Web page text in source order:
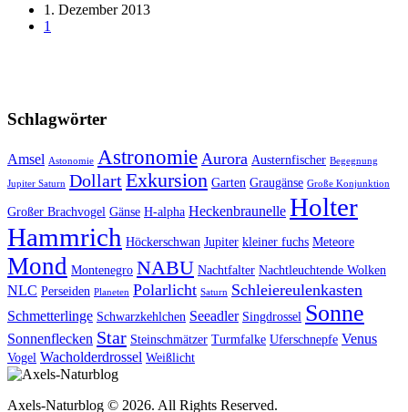
1. Dezember 2013
1
Schlagwörter
Amsel Astonomie Astronomie Aurora Austernfischer Begegnung
Jupiter Saturn DollartExkursion Garten Graugänse Große Konjunktion
Großer Brachvogel Gänse H-alpha Heckenbraunelle Holter
Hammrich Höckerschwan Jupiter kleiner fuchs Meteore
Mond Montenegro NABU Nachtfalter Nachtleuchtende Wolken
NLC Perseiden Planeten Polarlicht Saturn Schleiereulenkasten
Schmetterlinge Schwarzkehlchen Seeadler Singdrossel Sonne
Sonnenflecken Star Steinschmätzer Turmfalke Uferschnepfe Venus
Vogel Wacholderdrossel Weißlicht
Axels-Naturblog © 2026. All Rights Reserved.